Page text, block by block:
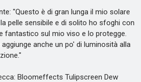
"Questo è di gran lunga il mio solare
pelle sensibile e di solito ho sfoghi con
fantastico sul mio viso e lo protegge.
anche un po' di luminosità alla
Bloomeffects Tulipscreen Dew